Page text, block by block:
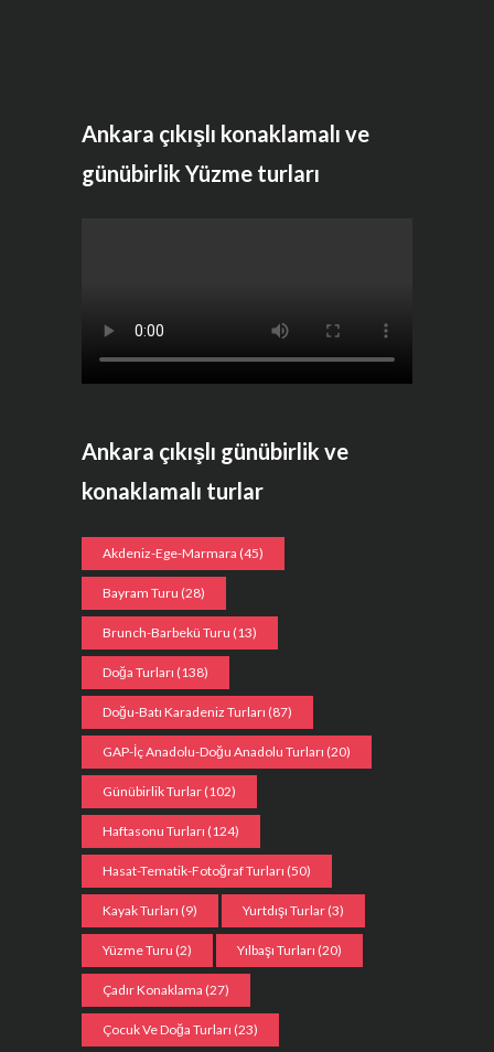
Ankara çıkışlı konaklamalı ve
günübirlik Yüzme turları
Ankara çıkışlı günübirlik ve
konaklamalı turlar
Akdeniz-Ege-Marmara (45)
Bayram Turu (28)
Brunch-Barbekü Turu (13)
Doğa Turları (138)
Doğu-Batı Karadeniz Turları (87)
GAP-İç Anadolu-Doğu Anadolu Turları (20)
Günübirlik Turlar (102)
Haftasonu Turları (124)
Hasat-Tematik-Fotoğraf Turları (50)
Kayak Turları (9) Yurtdışı Turlar (3)
Yüzme Turu (2) Yılbaşı Turları (20)
Çadır Konaklama (27)
Çocuk Ve Doğa Turları (23)